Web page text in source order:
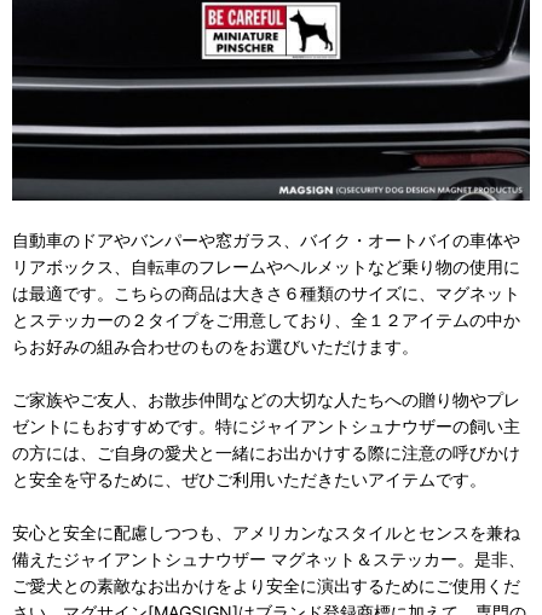
自動車のドアやバンパーや窓ガラス、バイク・オートバイの車体や
リアボックス、自転車のフレームやヘルメットなど乗り物の使用に
は最適です。こちらの商品は大きさ６種類のサイズに、マグネット
とステッカーの２タイプをご用意しており、全１２アイテムの中か
らお好みの組み合わせのものをお選びいただけます。
ご家族やご友人、お散歩仲間などの大切な人たちへの贈り物やプレ
ゼントにもおすすめです。特にジャイアントシュナウザーの飼い主
の方には、ご自身の愛犬と一緒にお出かけする際に注意の呼びかけ
と安全を守るために、ぜひご利用いただきたいアイテムです。
安心と安全に配慮しつつも、アメリカンなスタイルとセンスを兼ね
備えたジャイアントシュナウザー マグネット＆ステッカー。是非、
ご愛犬との素敵なお出かけをより安全に演出するためにご使用くだ